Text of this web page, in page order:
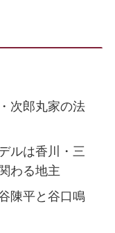
次郎丸家の法
ルは香川・三
わる地主
陳平と谷口鳴